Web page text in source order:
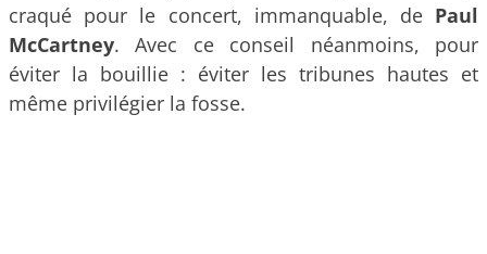
craqué pour le concert, immanquable, de Paul
McCartney. Avec ce conseil néanmoins, pour
éviter la bouillie : éviter les tribunes hautes et
même privilégier la fosse.